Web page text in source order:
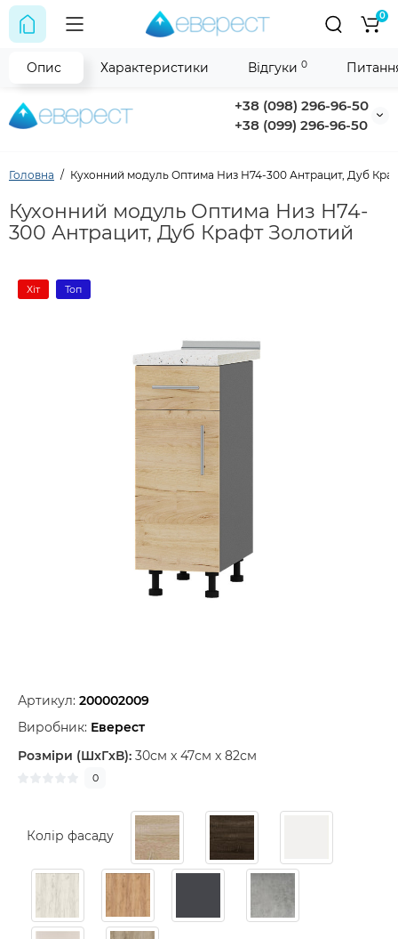
+38 (098) 296-96-50
+38 (099) 296-96-50
0
Головна Кухонний модуль Оптима Низ Н74-300 Антрацит, Дуб
Кухонний модуль Оптима Низ Н74-
300 Антрацит, Дуб Крафт Золотий
Хіт Топ
Артикул: 200002009
Виробник: Еверест
Розміри (ШxГxВ): 30см x 47см x 82см
0
Колір фасаду
Опис Характеристики Відгуки 0